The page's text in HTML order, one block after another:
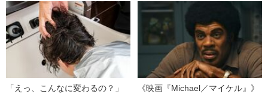
スクの理由〉
「えっ、こんなに変わるの？」
《映画『Michael／マイケル』》